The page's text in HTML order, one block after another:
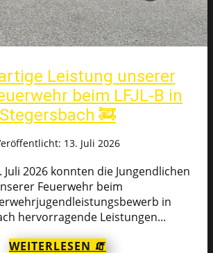
Leistung unserer
beim LFJL-B in
Stegersbach 🚒
13. Juli 2026
Juli 2026 konnten die Jungendlichen
Feuerwehr beim
in
hervorragende Leistungen...
WEITERLESEN 🧯